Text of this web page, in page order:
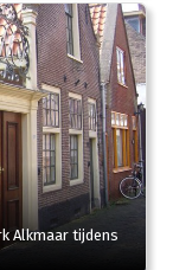
Alkmaar tijdens